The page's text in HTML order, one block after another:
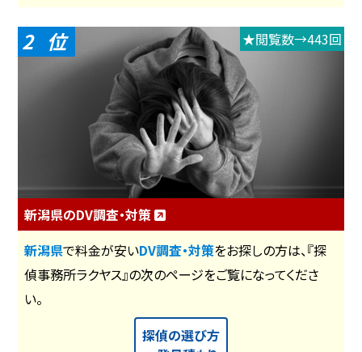
2 ★閲覧数→443回
新潟県のDV調査・対策
新潟県で料金が安いDV調査・対策をお探しの方は、『探
偵事務所ラクヤス』の次のページをご覧になってくださ
い。
探偵の選び方